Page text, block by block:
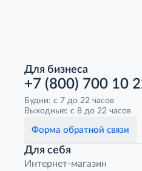
Для бизнеса
+7 (800) 700 10
Будни: с 7 до 22 часов
Выходные: с 8 до 22 часов
Форма обратной связи
Для себя
Интернет-магазин